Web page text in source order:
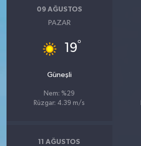
09 AĞUSTOS
PAZAR
19°
Güneşli
Nem: %29
Rüzgar: 4.39 m/s
11 AĞUSTOS